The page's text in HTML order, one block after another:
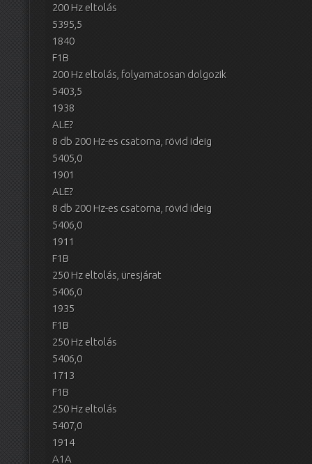
200 Hz eltolás
5395,5
1840
F1B
200 Hz eltolás, folyamatosan dolgozik
5403,5
1938
ALE?
8 db 200 Hz-es csatorna, rövid ideig
5405,0
1901
ALE?
8 db 200 Hz-es csatorna, rövid ideig
5406,0
1911
F1B
250 Hz eltolás, üresjárat
5406,0
1935
F1B
250 Hz eltolás
5406,0
1713
F1B
250 Hz eltolás
5407,0
1914
A1A